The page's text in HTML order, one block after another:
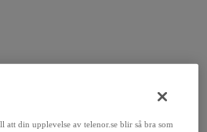
din upplevelse av telenor.se blir så bra som